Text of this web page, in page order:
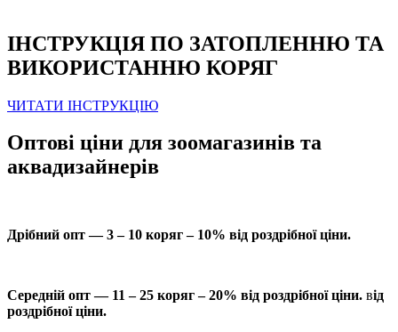
ІНСТРУКЦІЯ ПО ЗАТОПЛЕННЮ ТА
ВИКОРИСТАННЮ КОРЯГ
ЧИТАТИ ІНСТРУКЦІЮ
Оптові ціни для зоомагазинів та
аквадизайнерів
Дрібний опт — 3 – 10 коряг – 10% від роздрібної ціни.
Середній опт — 11 – 25 коряг – 20% від роздрібної ціни. від
роздрібної ціни.